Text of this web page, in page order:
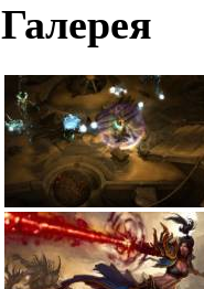
Галерея